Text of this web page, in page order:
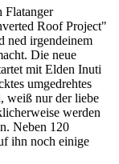
Flatanger
Roof Project"
ned irgendeinem
Die neue
mit Elden Inuti
umgedrehtes
weiß nur der liebe
werden
Neben 120
ihn noch einige